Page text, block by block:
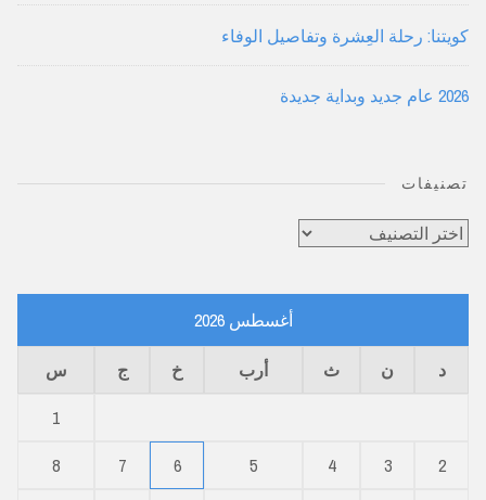
كويتنا: رحلة العِشرة وتفاصيل الوفاء
2026 عام جديد وبداية جديدة
تصنيفات
تصنيفات
أغسطس 2026
د ن ث أرب خ ج
س
1
2
3
4
5
6
7
8